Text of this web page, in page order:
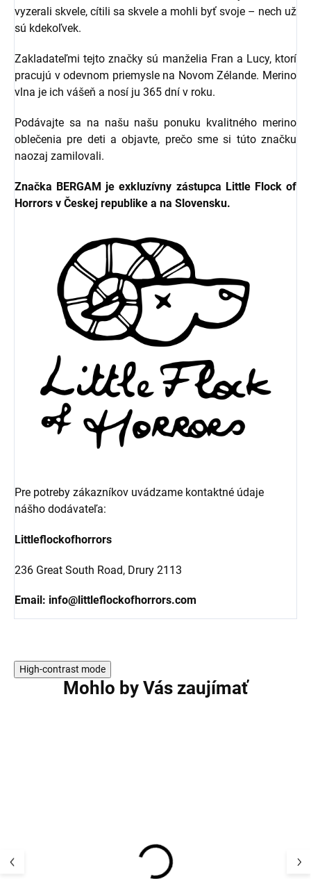
vyzerali skvele, cítili sa skvele a mohli byť svoje – nech už
sú kdekoľvek.
Zakladateľmi tejto značky sú manželia Fran a Lucy, ktorí
pracujú v odevnom priemysle na Novom Zélande. Merino
vlna je ich vášeň a nosí ju 365 dní v roku.
Podávajte sa na našu našu ponuku kvalitného merino
oblečenia pre deti a objavte, prečo sme si túto značku
naozaj zamilovali.
Značka BERGAM je exkluzívny zástupca Little Flock of
Horrors v Českej republike a na Slovensku.
Pre potreby zákazníkov uvádzame kontaktné údaje
nášho dodávateľa:
Littleflockofhorrors
236 Great South Road, Drury 2113
Email: info@littleflockofhorrors.com
High-contrast mode
Mohlo by Vás zaujímať